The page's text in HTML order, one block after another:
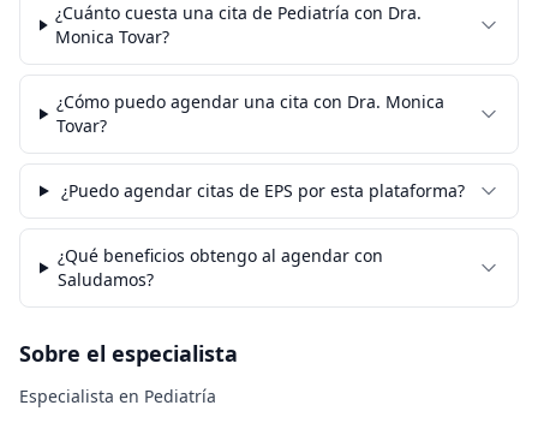
¿Cuánto cuesta una cita de Pediatría con Dra.
Monica Tovar?
¿Cómo puedo agendar una cita con Dra. Monica
Tovar?
¿Puedo agendar citas de EPS por esta plataforma?
¿Qué beneficios obtengo al agendar con
Saludamos?
Sobre el especialista
Especialista en Pediatría